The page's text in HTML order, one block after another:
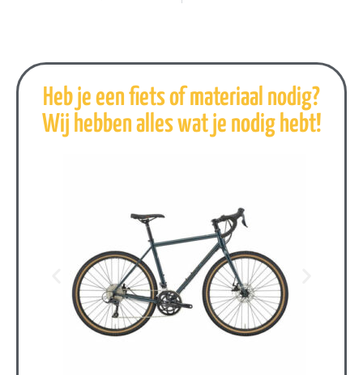
Heb je een fiets of materiaal nodig?
Wij hebben alles wat je nodig hebt!